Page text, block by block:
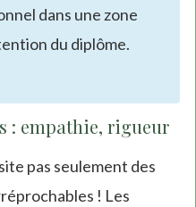
dans une zone
du diplôme.
: empathie, rigueur
pas seulement des
! Les